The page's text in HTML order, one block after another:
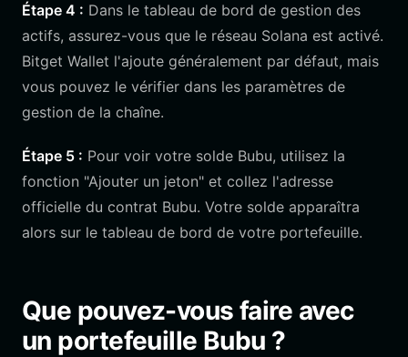
Étape 4 : Dans le tableau de bord de gestion des
actifs, assurez-vous que le réseau Solana est activé.
Bitget Wallet l'ajoute généralement par défaut, mais
vous pouvez le vérifier dans les paramètres de
gestion de la chaîne.
Étape 5 : Pour voir votre solde Bubu, utilisez la
fonction "Ajouter un jeton" et collez l'adresse
officielle du contrat Bubu. Votre solde apparaîtra
alors sur le tableau de bord de votre portefeuille.
Que pouvez-vous faire avec
un portefeuille Bubu ?